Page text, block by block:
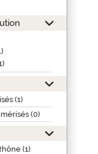
(1)
(0)
(1)